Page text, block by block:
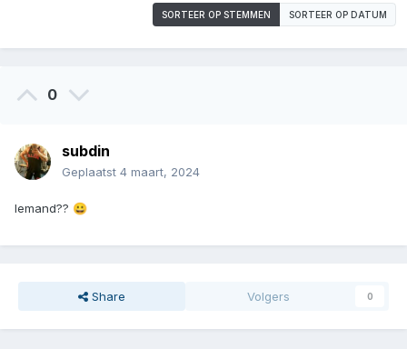
SORTEER OP STEMMEN SORTEER OP DATUM
0
subdin
Geplaatst 4 maart, 2024
Iemand?? 😀
Share Volgers 0